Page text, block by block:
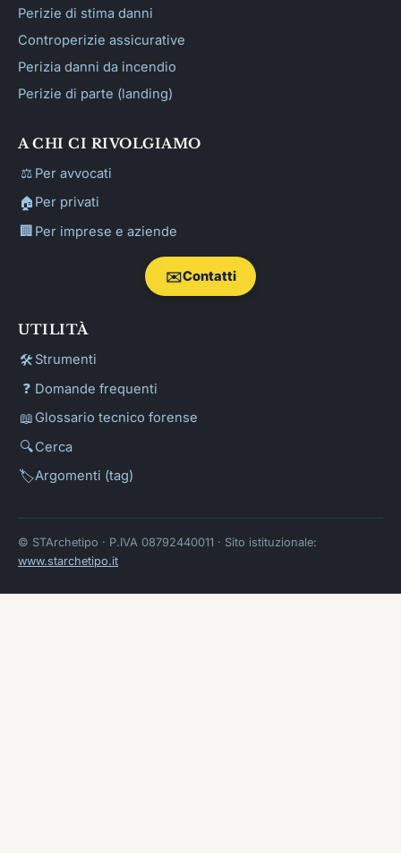
Perizie di stima danni
Controperizie assicurative
Perizia danni da incendio
Perizie di parte (landing)
A CHI CI RIVOLGIAMO
⚖️ Per avvocati
🏠 Per privati
🏢 Per imprese e aziende
✉️Contatti
UTILITÀ
🛠️ Strumenti
❓ Domande frequenti
📖 Glossario tecnico forense
🔍Cerca
🏷️Argomenti (tag)
© STArchetipo · P.IVA 08792440011 · Sito istituzionale:
www.starchetipo.it